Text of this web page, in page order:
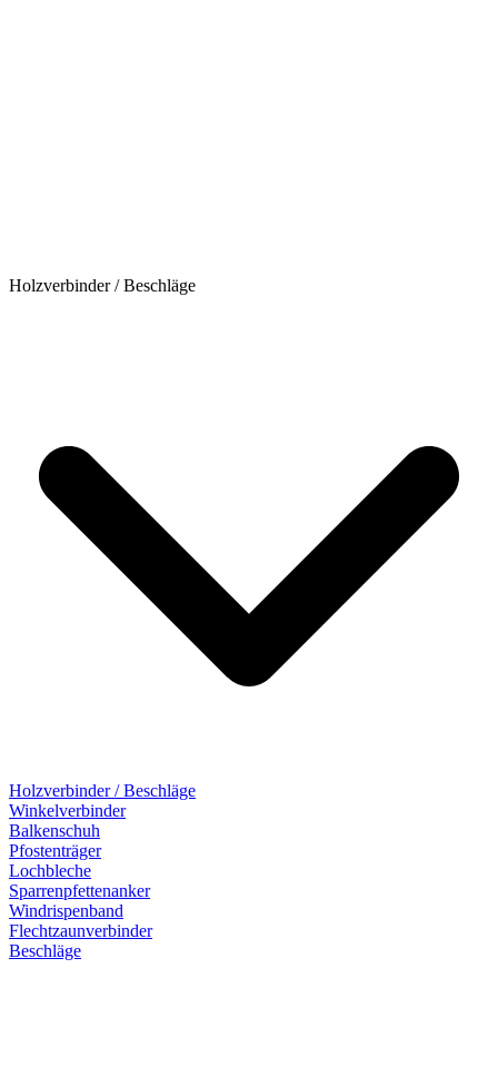
Holzverbinder / Beschläge
Holzverbinder / Beschläge
Winkelverbinder
Balkenschuh
Pfostenträger
Lochbleche
Sparrenpfettenanker
Windrispenband
Flechtzaunverbinder
Beschläge